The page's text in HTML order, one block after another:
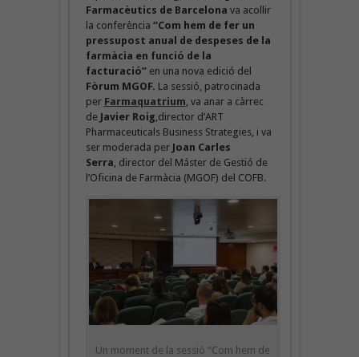
Farmacèutics de Barcelona va acollir
la conferència “Com hem de fer un
pressupost anual de despeses de la
farmàcia en funció de la
facturació”en una nova edició del
Fòrum MGOF. La sessió, patrocinada
per Farmaquatrium , va anar a càrrec
de Javier Roig ,director d’ART
Pharmaceuticals Business Strategies, i va
ser moderada per Joan Carles
Serra , director del Máster de Gestió de
l’Oficina de Farmàcia (MGOF) del COFB.
Un moment de la sessió “Com hem de